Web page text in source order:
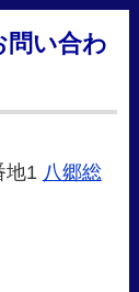
問い合わ
地1 八郷総